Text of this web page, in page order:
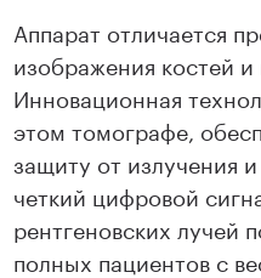
Аппарат отличается
изображения костей и
Инновационная
этом томографе,
защиту от излучения
четкий цифровой
рентгеновских лучей
полных пациентов с